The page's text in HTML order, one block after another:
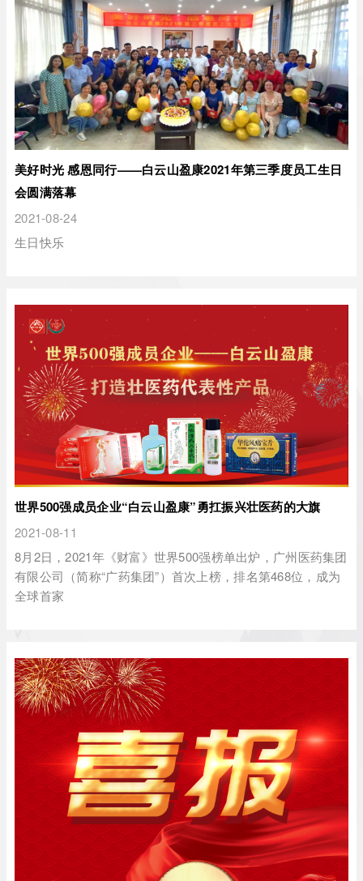
美好时光 感恩同行——白云山盈康2021年第三季度员工生日
会圆满落幕
2021-08-24
生日快乐
世界500强成员企业“白云山盈康”勇扛振兴壮医药的大旗
2021-08-11
8月2日，2021年《财富》世界500强榜单出炉，广州医药集团
有限公司（简称“广药集团”）首次上榜，排名第468位，成为
全球首家